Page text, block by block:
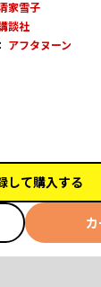
家雪子
談社
アフタヌーン
して購入する